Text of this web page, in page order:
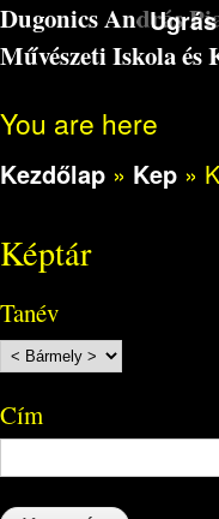
Dugonics András
Művészeti Iskola és
You are here
Kezdőlap » Kep »
Képtár
Tanév
Cím